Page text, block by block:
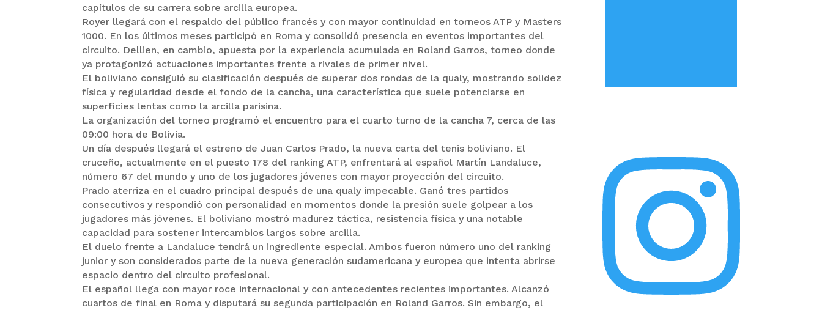
capítulos de su carrera sobre arcilla europea.
Royer llegará con el respaldo del público francés y con mayor continuidad en torneos ATP y Masters
1000. En los últimos meses participó en Roma y consolidó presencia en eventos importantes del
circuito. Dellien, en cambio, apuesta por la experiencia acumulada en Roland Garros, torneo donde
ya protagonizó actuaciones importantes frente a rivales de primer nivel.
El boliviano consiguió su clasificación después de superar dos rondas de la qualy, mostrando solidez
física y regularidad desde el fondo de la cancha, una característica que suele potenciarse en
superficies lentas como la arcilla parisina.
La organización del torneo programó el encuentro para el cuarto turno de la cancha 7, cerca de las
09:00 hora de Bolivia.
Un día después llegará el estreno de Juan Carlos Prado, la nueva carta del tenis boliviano. El
cruceño, actualmente en el puesto 178 del ranking ATP, enfrentará al español Martín Landaluce,
número 67 del mundo y uno de los jugadores jóvenes con mayor proyección del circuito.
Prado aterriza en el cuadro principal después de una qualy impecable. Ganó tres partidos
consecutivos y respondió con personalidad en momentos donde la presión suele golpear a los
jugadores más jóvenes. El boliviano mostró madurez táctica, resistencia física y una notable
capacidad para sostener intercambios largos sobre arcilla.
El duelo frente a Landaluce tendrá un ingrediente especial. Ambos fueron número uno del ranking
junior y son considerados parte de la nueva generación sudamericana y europea que intenta abrirse
espacio dentro del circuito profesional.
El español llega con mayor roce internacional y con antecedentes recientes importantes. Alcanzó
cuartos de final en Roma y disputará su segunda participación en Roland Garros. Sin embargo, el